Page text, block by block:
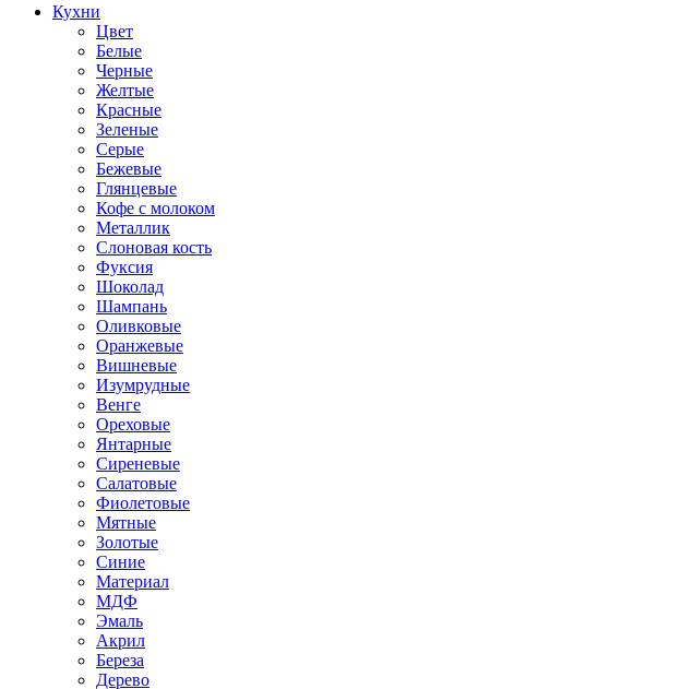
Кухни
Цвет
Белые
Черные
Желтые
Красные
Зеленые
Серые
Бежевые
Глянцевые
Кофе с молоком
Металлик
Слоновая кость
Фуксия
Шоколад
Шампань
Оливковые
Оранжевые
Вишневые
Изумрудные
Венге
Ореховые
Янтарные
Сиреневые
Салатовые
Фиолетовые
Мятные
Золотые
Синие
Материал
МДФ
Эмаль
Акрил
Береза
Дерево